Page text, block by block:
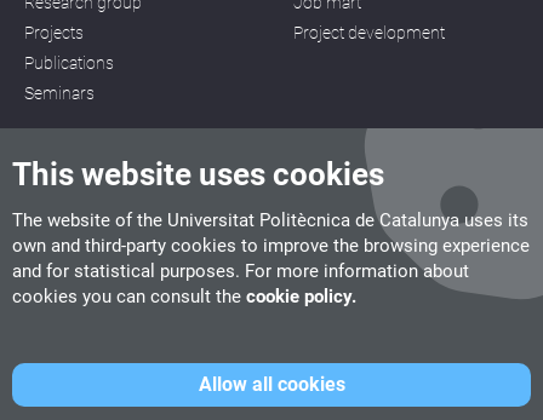
This website uses cookies
The website of the Universitat Politècnica de Catalunya uses its
own and third-party cookies to improve the browsing experience
and for statistical purposes. For more information about
cookies you can consult the cookie policy.
Allow all cookies
Projects
Publications
Seminars
Project development
CITM
C/ de la Igualtat, 33, 08222 Terrassa
Tel. 93 112 03 67info.citm@citm.upc.edu